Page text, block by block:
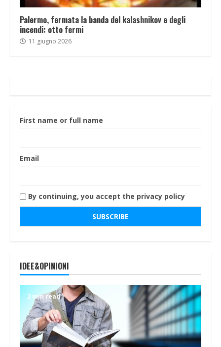
Palermo, fermata la banda del kalashnikov e degli
incendi: otto fermi
11 giugno 2026
First name or full name
Email
By continuing, you accept the privacy policy
IDEE&OPINIONI
2 min read